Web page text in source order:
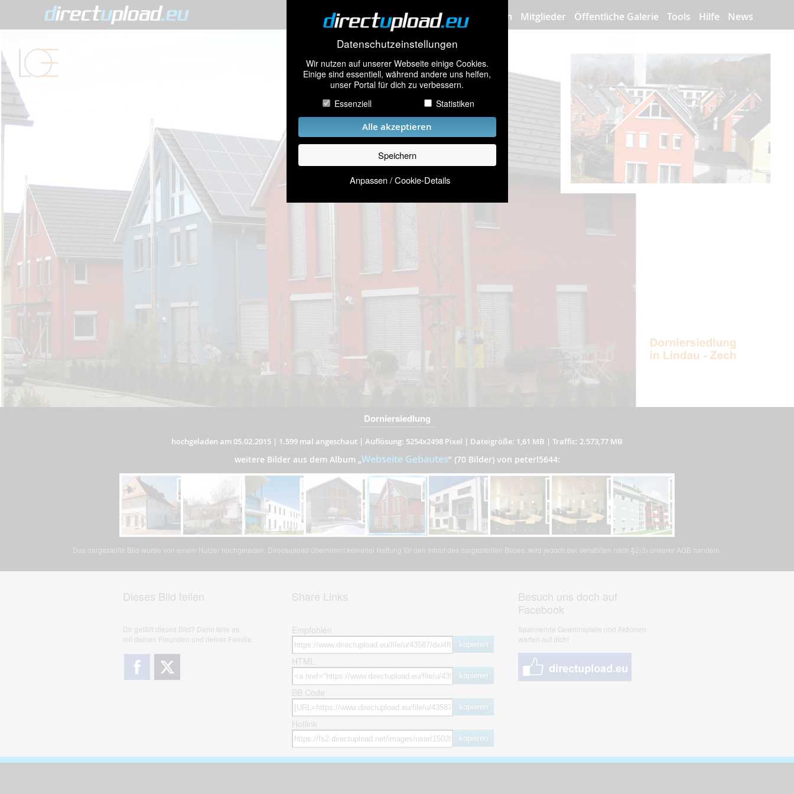
Datenschutzeinstellungen
Wir nutzen auf unserer Webseite einige Cookies.
Einige sind essentiell, während andere uns helfen,
unser Portal für dich zu verbessern.
Essenziell
Statistiken
Alle akzeptieren
Speichern
Anpassen / Cookie-Details
Bilder hochladen Mitglieder Öffentliche Galerie Tools Hilfe News
Dorniersiedlung
hochgeladen am 05.02.2015 | 1.599 mal angeschaut | Auflösung: 5254x2498 Pixel | Dateigröße: 1,61 MB | Traffic: 2.573,77 MB
weitere Bilder aus dem Album „Webseite Gebautes” (70 Bilder) von peterl5644:
Das dargestellte Bild wurde von einem Nutzer hochgeladen. Directupload übernimmt keinerlei Haftung für den Inhalt des dargestellten Bildes, wird jedoch bei Verstößen nach §2(3) unserer AGB handeln.
Dieses Bild teilen
Dir gefällt dieses Bild? Dann teile es
mit deinen Freunden und deiner Familie.
Share Links
Empfohlen
kopieren
HTML
kopieren
BB Code
kopieren
Hotlink
kopieren
Besuch uns doch auf
Facebook
Spannende Gewinnspiele und Aktionen
warten auf dich!